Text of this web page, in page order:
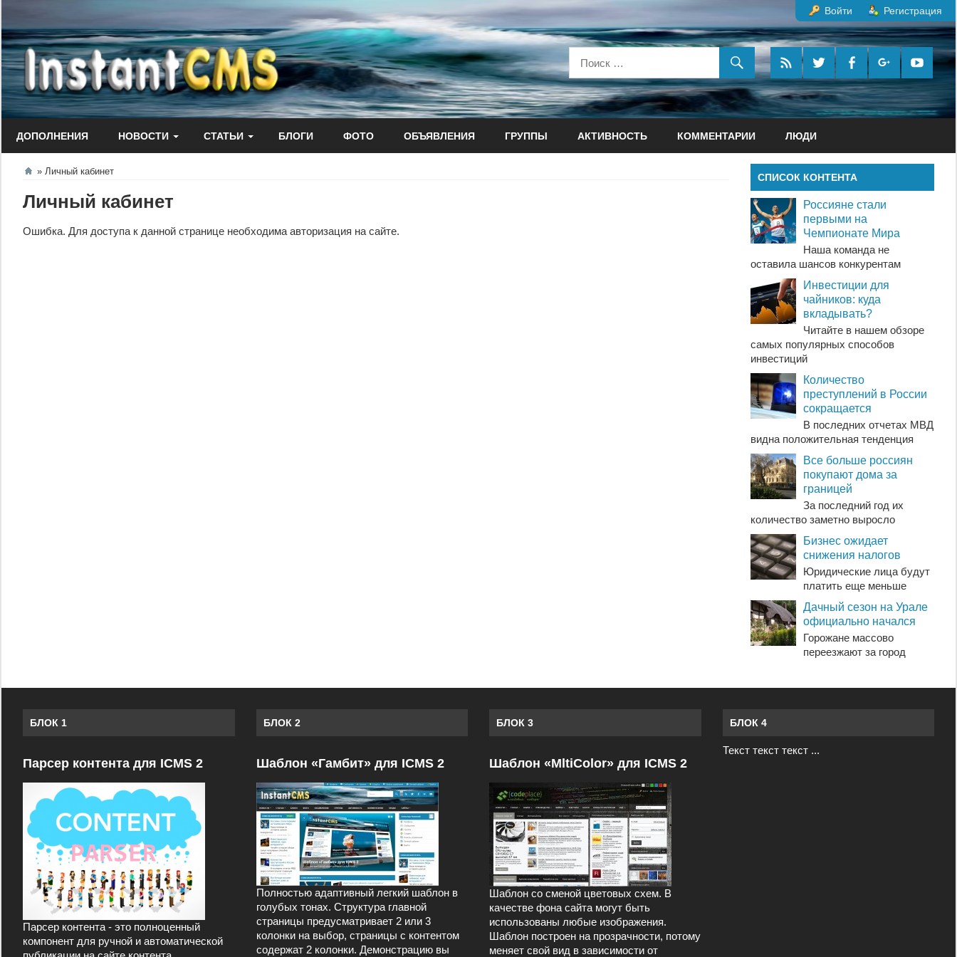
к
содержанию
Войти Регистрация
ДОПОЛНЕНИЯ НОВОСТИ СТАТЬИ БЛОГИ ФОТО ОБЪЯВЛЕНИЯ ГРУППЫ АКТИВНОСТЬ КОММЕНТАРИИ ЛЮДИ
Личный кабинет
Личный кабинет
Ошибка. Для доступа к данной странице необходима авторизация на сайте.
СПИСОК КОНТЕНТА
Россияне стали
первыми на
Чемпионате Мира
Наша команда не
оставила шансов конкурентам
Инвестиции для
чайников: куда
вкладывать?
Читайте в нашем обзоре
самых популярных способов
инвестиций
Количество
преступлений в России
сокращается
В последних отчетах МВД
видна положительная тенденция
Все больше россиян
покупают дома за
границей
За последний год их
количество заметно выросло
Бизнес ожидает
снижения налогов
Юридические лица будут
платить еще меньше
Дачный сезон на Урале
официально начался
Горожане массово
переезжают за город
БЛОК 1
Парсер контента для ICMS 2
Парсер контента - это полноценный
компонент для ручной и автоматической
БЛОК 2
Шаблон «Гамбит» для ICMS 2
Полностью адаптивный легкий шаблон в
голубых тонах. Структура главной
страницы предусматривает 2 или 3
колонки на выбор, страницы с контентом
содержат 2 колонки. Демонстрацию вы
БЛОК 3
Шаблон «MltiColor» для ICMS 2
Шаблон со сменой цветовых схем. В
качестве фона сайта могут быть
использованы любые изображения.
Шаблон построен на прозрачности, потому
меняет свой вид в зависимости от
БЛОК 4
Текст текст текст ...